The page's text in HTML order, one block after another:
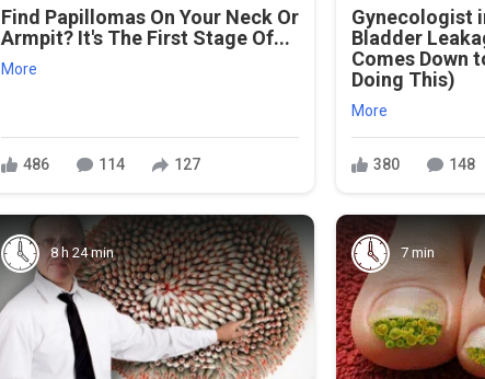
Find Papillomas On Your Neck Or
Armpit? It's The First Stage Of...
More
486 114 127
Gynecologist
Bladder
Comes Down
Doing This)
More
380 148
8 h 24 min 7 min